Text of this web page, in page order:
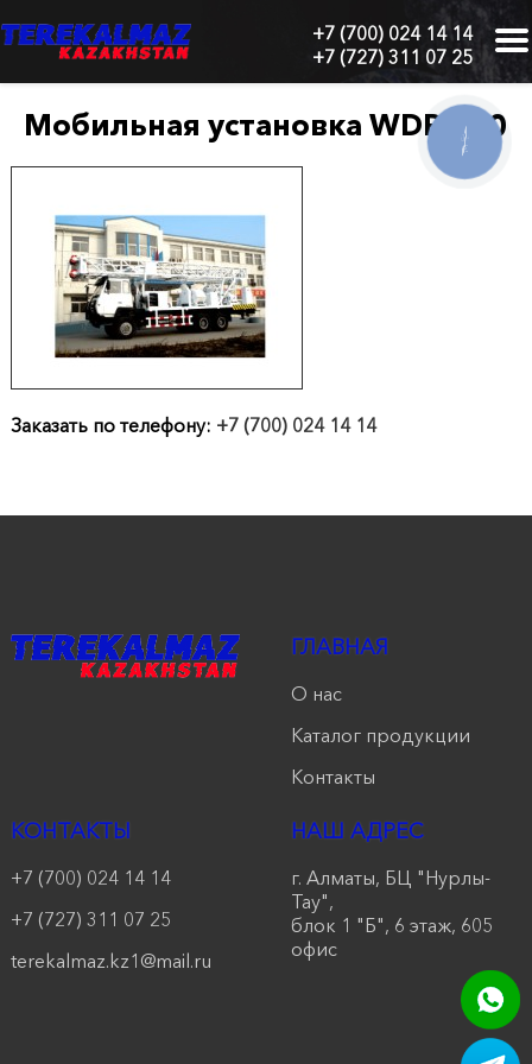
+7 (700) 024 14 14
+7 (727) 311 07 25
Алматы,
БЦ
"Нурлы-
Тау",
"Б",
этаж,
офис
Главная
Оставить
Мобильная установка WDP-600
Заказать по телефону: +7 (700) 024 14 14
ГЛАВНАЯ
О нас
Каталог продукции
Контакты
КОНТАКТЫ
+7 (700) 024 14 14
+7 (727) 311 07 25
terekalmaz.kz1@mail.ru
НАШ АДРЕС
г. Алматы, БЦ "Нурлы-
Тау",
блок 1 "Б", 6 этаж, 605
офис
КНОПКА
СВЯЗИ